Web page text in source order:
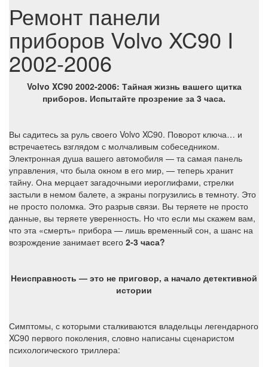
Ремонт панели
приборов Volvo XC90 I
2002-2006
Volvo XC90 2002-2006: Тайная жизнь вашего щитка
приборов. Испытайте прозрение за 3 часа.
Вы садитесь за руль своего Volvo XC90. Поворот ключа… и
встречаетесь взглядом с молчаливым собеседником.
Электронная душа вашего автомобиля — та самая панель
управления, что была окном в его мир, — теперь хранит
тайну. Она мерцает загадочными иероглифами, стрелки
застыли в немом балете, а экраны погрузились в темноту. Это
не просто поломка. Это разрыв связи. Вы теряете не просто
данные, вы теряете уверенность. Но что если мы скажем вам,
что эта «смерть» прибора — лишь временный сон, а шанс на
возрождение занимает всего 2-3 часа?
Неисправность — это не приговор, а начало детективной
истории
Симптомы, с которыми сталкиваются владельцы легендарного
XC90 первого поколения, словно написаны сценаристом
психологического триллера: